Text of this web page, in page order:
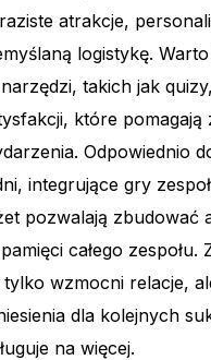
atrakcje,
logistykę.
takich jak
które pomagają
Odpowiednio
integrujące gry
pozwalają zbudować
całego zespołu.
wzmocni relacje,
dla kolejnych
na więcej.